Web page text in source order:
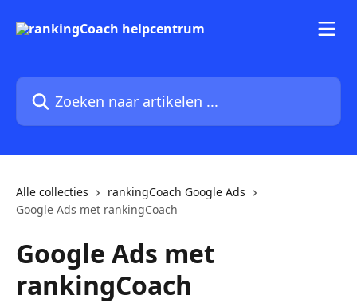
Zoeken naar artikelen ...
Alle collecties
rankingCoach Google Ads
Google Ads met rankingCoach
Google Ads met
rankingCoach